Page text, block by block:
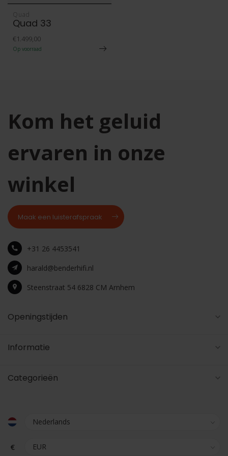
Quad
Quad 33
€1.499,00
Op voorraad
Kom het geluid
ervaren in onze
winkel
Maak een luisterafspraak
+31 26 4453541
harald@benderhifi.nl
Steenstraat 54 6828 CM Arnhem
Openingstijden
Informatie
Categorieën
€